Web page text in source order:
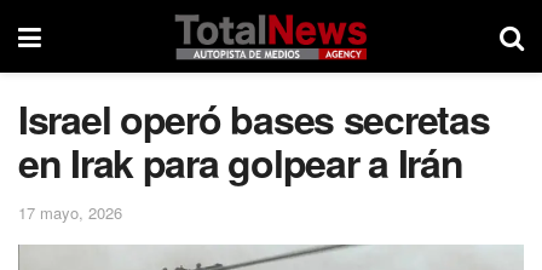
Israel operó bases secretas
en Irak para golpear a Irán
17 mayo, 2026